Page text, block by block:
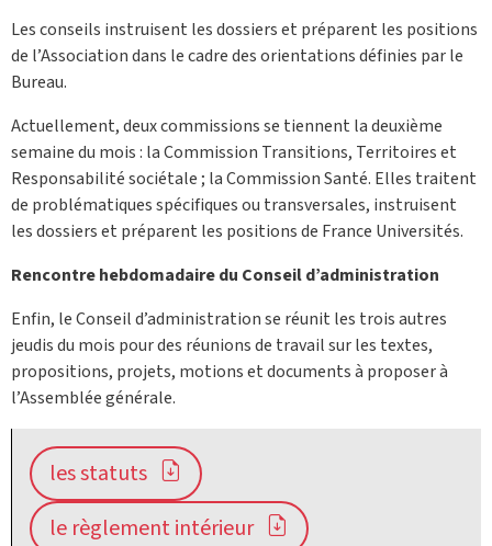
Les conseils instruisent les dossiers et préparent les positions
de l’Association dans le cadre des orientations définies par le
Bureau.
Actuellement, deux commissions se tiennent la deuxième
semaine du mois : la Commission Transitions, Territoires et
Responsabilité sociétale ; la Commission Santé. Elles traitent
de problématiques spécifiques ou transversales, instruisent
les dossiers et préparent les positions de France Universités.
Rencontre hebdomadaire du Conseil d’administration
Enfin, le Conseil d’administration se réunit les trois autres
jeudis du mois pour des réunions de travail sur les textes,
propositions, projets, motions et documents à proposer à
l’Assemblée générale.
les statuts
le règlement intérieur